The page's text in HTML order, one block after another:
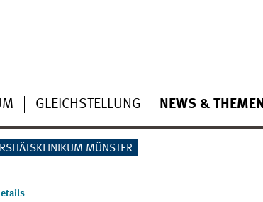
GLEICHSTELLUNG NEWS & THEMEN
MÜNSTER